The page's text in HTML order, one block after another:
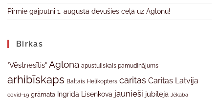
Pirmie gājputni 1. augustā devušies ceļā uz Aglonu!
Birkas
"Vēstnesītis" Aglona apustuliskais pamudinājums
arhibīskaps Baltais Helikopters caritas Caritas Latvija
covid-19 grāmata Ingrīda Lisenkova jaunieši jubileja Jēkaba